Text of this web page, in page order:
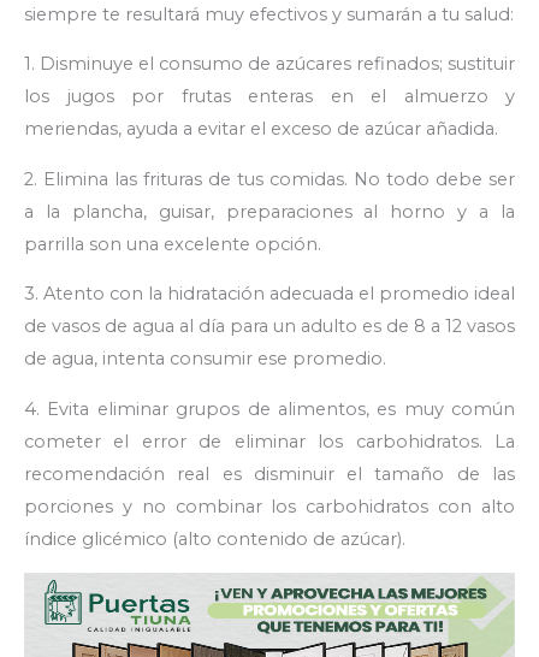
siempre te resultará muy efectivos y sumarán a tu salud:
1. Disminuye el consumo de azúcares refinados; sustituir
los jugos por frutas enteras en el almuerzo y
meriendas, ayuda a evitar el exceso de azúcar añadida.
2. Elimina las frituras de tus comidas. No todo debe ser
a la plancha, guisar, preparaciones al horno y a la
parrilla son una excelente opción.
3. Atento con la hidratación adecuada el promedio ideal
de vasos de agua al día para un adulto es de 8 a 12 vasos
de agua, intenta consumir ese promedio.
4. Evita eliminar grupos de alimentos, es muy común
cometer el error de eliminar los carbohidratos. La
recomendación real es disminuir el tamaño de las
porciones y no combinar los carbohidratos con alto
índice glicémico (alto contenido de azúcar).